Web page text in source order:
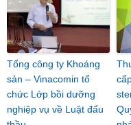
Tổng công ty Khoáng
sản – Vinacomin tổ
chức Lớp bồi dưỡng
nghiệp vụ về Luật đấu